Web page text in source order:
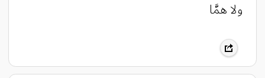
ولا همَّا